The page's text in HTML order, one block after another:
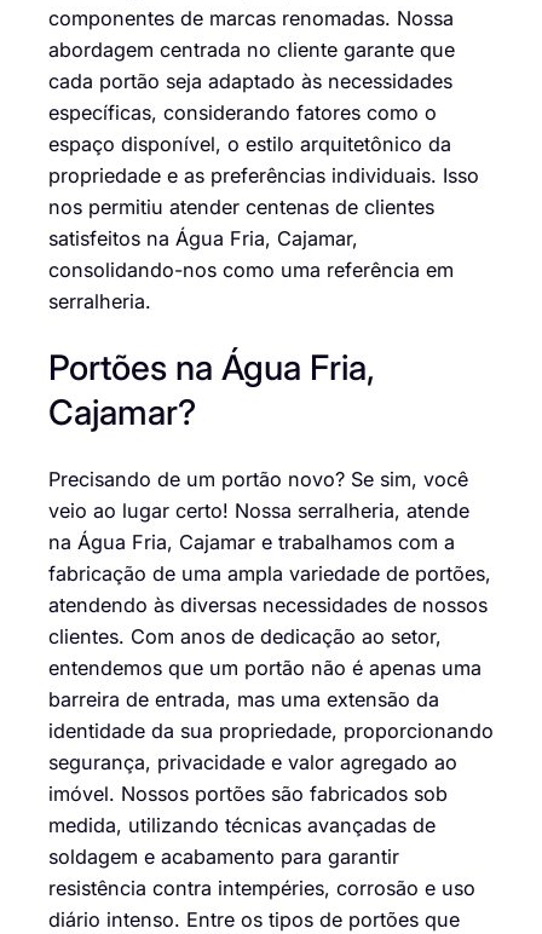
componentes de marcas renomadas. Nossa
abordagem centrada no cliente garante que
cada portão seja adaptado às necessidades
específicas, considerando fatores como o
espaço disponível, o estilo arquitetônico da
propriedade e as preferências individuais. Isso
nos permitiu atender centenas de clientes
satisfeitos na Água Fria, Cajamar,
consolidando-nos como uma referência em
serralheria.
Portões na Água Fria,
Cajamar?
Precisando de um portão novo? Se sim, você
veio ao lugar certo! Nossa serralheria, atende
na Água Fria, Cajamar e trabalhamos com a
fabricação de uma ampla variedade de portões,
atendendo às diversas necessidades de nossos
clientes. Com anos de dedicação ao setor,
entendemos que um portão não é apenas uma
barreira de entrada, mas uma extensão da
identidade da sua propriedade, proporcionando
segurança, privacidade e valor agregado ao
imóvel. Nossos portões são fabricados sob
medida, utilizando técnicas avançadas de
soldagem e acabamento para garantir
resistência contra intempéries, corrosão e uso
diário intenso. Entre os tipos de portões que